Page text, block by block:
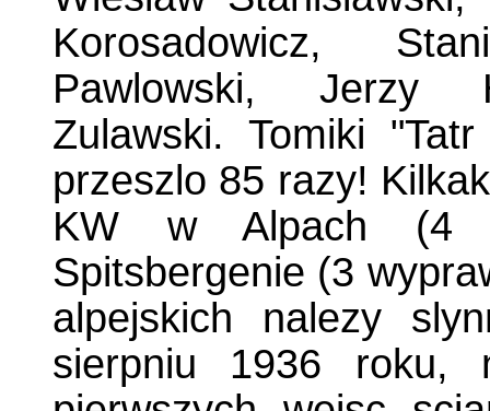
Korosadowicz,
Pawlowski, Jerzy
Zulawski. Tomiki
przeszlo 85 razy!
KW w Alpach (4
Spitsbergenie (3
alpejskich nalezy
sierpniu 1936 roku,